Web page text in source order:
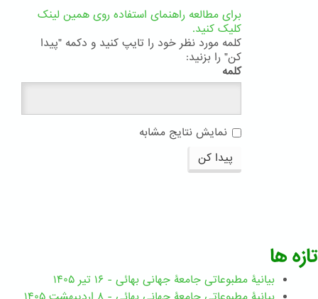
برای مطالعه راهنمای استفاده روی همین لینک
کلیک کنید.
کلمه مورد نظر خود را تایپ کنید و دکمه "پیدا
کن" را بزنید:
کلمه
نمایش نتایج مشابه
پیدا کن
تازه ها
بیانیۀ مطبوعاتی جامعۀ جهانی بهائی - ۱۶ تیر ۱۴۰۵